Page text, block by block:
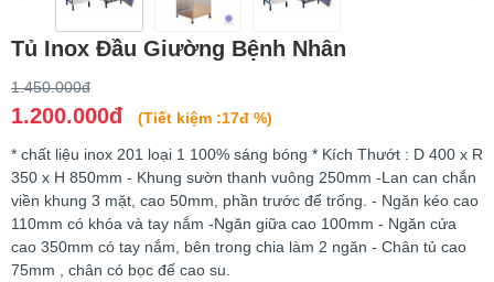
Tủ Inox Đầu Giường Bệnh Nhân
1.450.000đ
1.200.000đ (Tiết kiệm :17đ %)
* chất liệu inox 201 loại 1 100% sáng bóng * Kích Thướt : D 400 x R
350 x H 850mm - Khung sườn thanh vuông 250mm -Lan can chắn
viền khung 3 mặt, cao 50mm, phần trước để trống. - Ngăn kéo cao
110mm có khóa và tay nắm -Ngăn giữa cao 100mm - Ngăn cửa
cao 350mm có tay nắm, bên trong chia làm 2 ngăn - Chân tủ cao
75mm , chân có bọc đế cao su.